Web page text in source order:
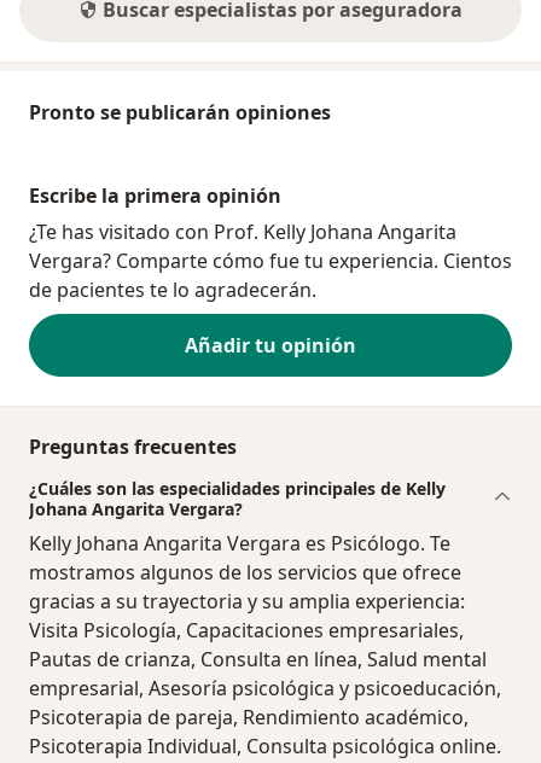
Buscar especialistas por aseguradora
Pronto se publicarán opiniones
Escribe la primera opinión
¿Te has visitado con Prof. Kelly Johana Angarita
Vergara? Comparte cómo fue tu experiencia. Cientos
de pacientes te lo agradecerán.
Añadir tu opinión
Preguntas frecuentes
¿Cuáles son las especialidades principales de Kelly
Johana Angarita Vergara?
Kelly Johana Angarita Vergara es Psicólogo. Te
mostramos algunos de los servicios que ofrece
gracias a su trayectoria y su amplia experiencia:
Visita Psicología, Capacitaciones empresariales,
Pautas de crianza, Consulta en línea, Salud mental
empresarial, Asesoría psicológica y psicoeducación,
Psicoterapia de pareja, Rendimiento académico,
Psicoterapia Individual, Consulta psicológica online.